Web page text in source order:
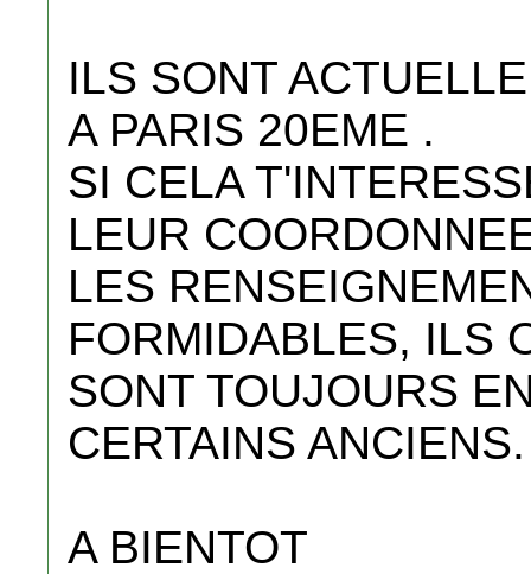
ILS SONT
A PARIS 20EME .
SI CELA
LEUR
LES
FORMIDABLES, ILS
SONT TOUJOURS
CERTAINS ANCIENS.
A BIENTOT